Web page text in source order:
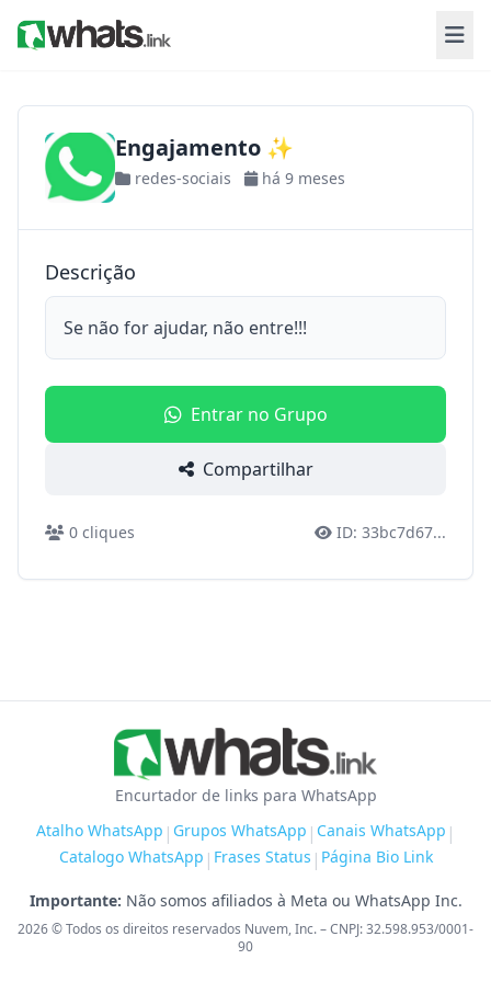
Engajamento ✨
redes-sociais há 9 meses
Descrição
Se não for ajudar, não entre!!!
Entrar no Grupo
Compartilhar
0 cliques ID: 33bc7d67...
Encurtador de links para WhatsApp
Atalho WhatsApp | Grupos WhatsApp | Canais WhatsApp |
Catalogo WhatsApp | Frases Status | Página Bio Link
Importante: Não somos afiliados à Meta ou WhatsApp Inc.
2026© Todos os direitos reservados Nuvem, Inc. – CNPJ: 32.598.953/0001-
90